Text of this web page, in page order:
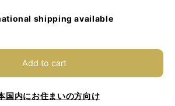
shipping available
Add to cart
国内にお住まいの方向け